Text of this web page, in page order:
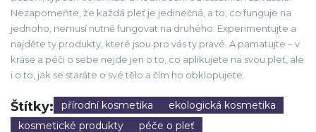
Nezapomeňte, že každá pleť je jedinečná, a to, co funguje na
jednoho, nemusí nutně fungovat na druhého. Experimentujte a
najděte ty produkty, které jsou pro vás ty pravé. A pamatujte – v
kráse a péči o sebe nejde jen o to, co aplikujete na svou pleť, ale
i o to, jak se staráte o své tělo a čím ho obklopujete.
Štítky: přírodní kosmetika
ekologická kosmetika
kosmetické produkty
péče o pleť